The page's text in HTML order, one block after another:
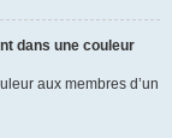
dans une couleur
aux membres d’un